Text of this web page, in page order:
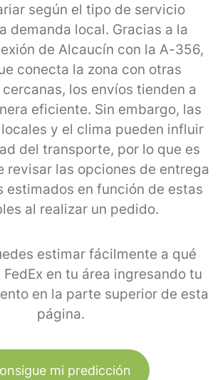
según el tipo de servicio
demanda local. Gracias a la
de Alcaucín con la A-356,
conecta la zona con otras
los envíos tienden a
eficiente. Sin embargo, las
y el clima pueden influir
del transporte, por lo que es
revisar las opciones de entrega
estimados en función de estas
al realizar un pedido.
estimar fácilmente a qué
en tu área ingresando tu
en la parte superior de esta
página.
mi predicción